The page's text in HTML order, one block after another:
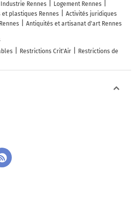
Industrie Rennes
Logement Rennes
plastiques Rennes
Activités juridiques
Antiquités et artisanat d'art Rennes
Restrictions Crit'Air
Restrictions de